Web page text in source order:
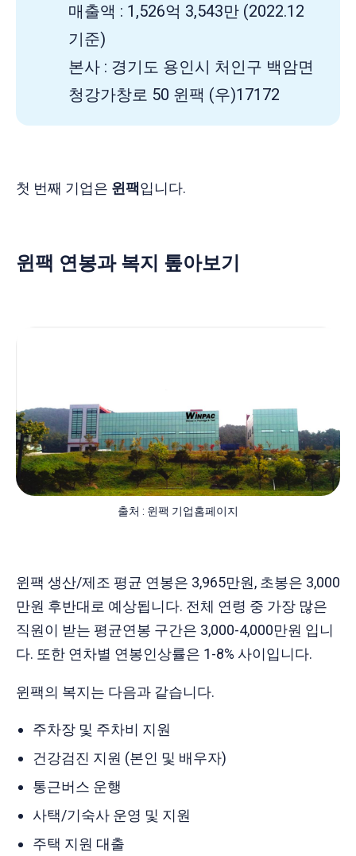
매출액 : 1,526억 3,543만 (2022.12
기준)
본사 : 경기도 용인시 처인구 백암면
청강가창로 50 윈팩 (우)17172
첫 번째 기업은 윈팩입니다.
윈팩 연봉과 복지 톺아보기
출처 : 윈팩 기업홈페이지
윈팩 생산/제조 평균 연봉은 3,965만원, 초봉은 3,000
만원 후반대로 예상됩니다. 전체 연령 중 가장 많은
직원이 받는 평균연봉 구간은 3,000-4,000만원 입니
다. 또한 연차별 연봉인상률은 1-8% 사이입니다.
윈팩의 복지는 다음과 같습니다.
주차장 및 주차비 지원
건강검진 지원 (본인 및 배우자)
통근버스 운행
사택/기숙사 운영 및 지원
주택 지원 대출